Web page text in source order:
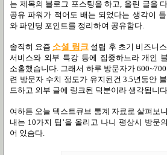
는 제목의 블로그 포스팅을 하고, 올린 글을
공유 파워가 적어도 배는 되었다는 생각이
와 파인딩 포인트를 정리하여 공유함다.
솔직히 요즘 소셜 링크 설립 후 초기 비즈니
서비스와 외부 특강 등에 집중하느라 개인
소홀했습니다. 그래서 하루 방문자가600~700
련 방문자 수치 정도가 유지된건3.5년동안
드하고 외부 글에 링크된 덕분이라 생각됩니다
여하튼 오늘 텍스트큐브 통계 자료로 살펴보
내는 10가지 팁 ’을 올리고 나니 평상시 방문의
어 있슴다.